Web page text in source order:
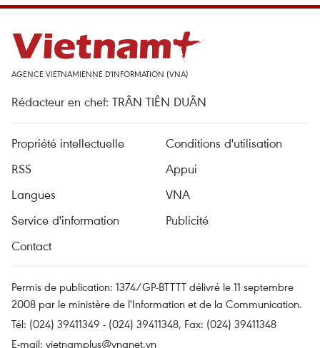
AGENCE VIETNAMIENNE D'INFORMATION (VNA)
Rédacteur en chef: TRÂN TIÊN DUÂN
Propriété intellectuelle
Conditions d'utilisation
RSS
Appui
Langues
VNA
Service d'information
Publicité
Contact
Permis de publication: 1374/GP-BTTTT délivré le 11 septembre
2008 par le ministère de l'Information et de la Communication.
Tél: (024) 39411349 - (024) 39411348, Fax: (024) 39411348
E-mail: vietnamplus@vnanet.vn